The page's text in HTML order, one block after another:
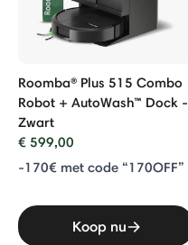
Roomba® Plus 515 Combo
Robot + AutoWash™ Dock -
Zwart
€ 599,00
-170€ met code “170OFF”
Koop nu